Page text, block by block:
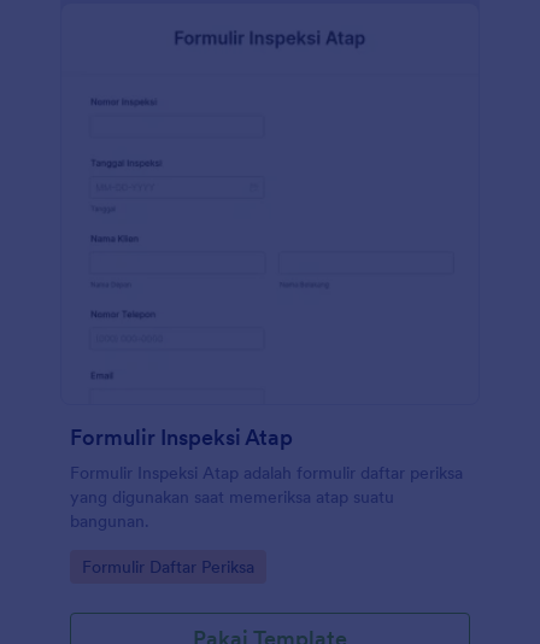
menyinkronkan kiriman tanggapan dan unggahan ke
Spreadsheet, Google Drive, Dropbox, AirTable dan
di Jotform!
Formulir Inspeksi Atap
Formulir Inspeksi Atap adalah formulir daftar periksa
yang digunakan saat memeriksa atap suatu
bangunan.
Go to Category:
Formulir Daftar Periksa